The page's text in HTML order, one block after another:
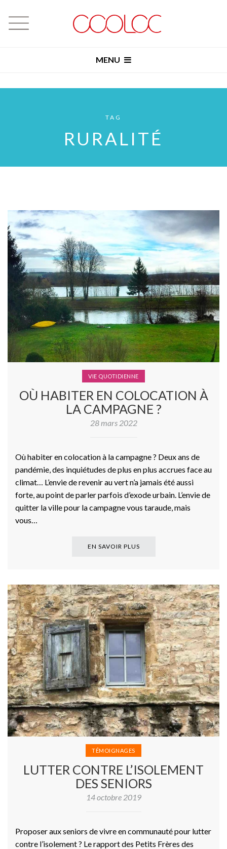
MENU
TAG
RURALITÉ
VIE QUOTIDIENNE
OÙ HABITER EN COLOCATION À
LA CAMPAGNE ?
28 mars 2022
Où habiter en colocation à la campagne ? Deux ans de
pandémie, des inquiétudes de plus en plus accrues face au
climat… L’envie de revenir au vert n’a jamais été aussi
forte, au point de parler parfois d’exode urbain. L’envie de
quitter la ville pour la campagne vous taraude, mais
vous…
EN SAVOIR PLUS
TÉMOIGNAGES
LUTTER CONTRE L’ISOLEMENT
DES SENIORS
14 octobre 2019
Proposer aux seniors de vivre en communauté pour lutter
contre l’isolement ? Le rapport des Petits Frères des